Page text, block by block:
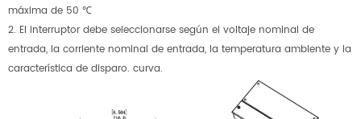
máxima de 50 ℃
2. El interruptor debe seleccionarse según el voltaje nominal de
entrada, la corriente nominal de entrada, la temperatura ambiente y la
característica de disparo. curva.